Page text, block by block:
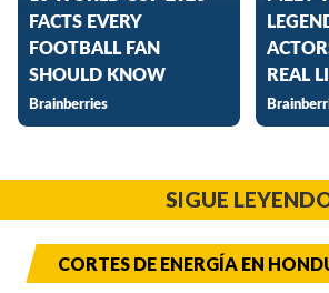
SIGUE
CORTES DE ENERGÍA EN